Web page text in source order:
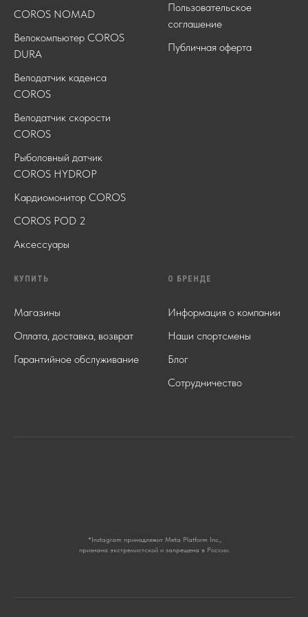
COROS NOMAD
Велокомпьютер COROS
DURA
Велодатчик каденса
COROS
Велодатчик скорости
COROS
Рыболовный датчик
COROS HYDROP
Кардиомонитор COROS
COROS POD 2
Аксессуары
Пользовательское
соглашение
Публичная оферта
КУПИТЬ
Магазины
Оплата, доставка, возврат
Гарантийное обслуживание
О БРЕНДЕ
Информация о компании
Наши спортсмены
Блог
Сотрудничество
*Instagram принадлежит Meta Platform Inc.,
признана экстремистской и запрещена в России.